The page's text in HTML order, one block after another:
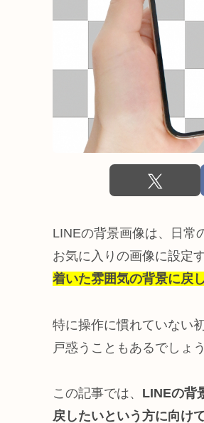
LINEの背景画像は、日常
お気に入りの画像に設定
着いた雰囲気の背景に戻
特に操作に慣れていない
戸惑うこともあるでしょう
この記事では、 LINEの背
戻したいという方に向け